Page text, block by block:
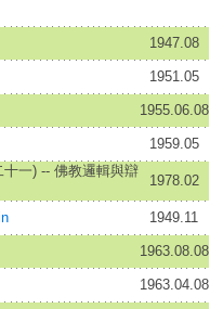
1947.08
1951.05
1955.06.08
1959.05
一) -- 佛教邏輯與辯
1978.02
1949.11
1963.08.08
1963.04.08